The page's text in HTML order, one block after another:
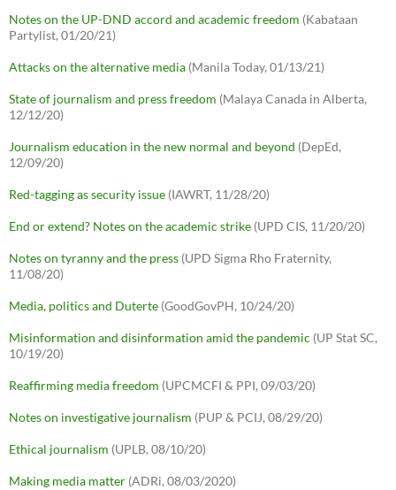
Notes on the UP-DND accord and academic freedom (Kabataan
Partylist, 01/20/21)
Attacks on the alternative media (Manila Today, 01/13/21)
State of journalism and press freedom (Malaya Canada in Alberta,
12/12/20)
Journalism education in the new normal and beyond (DepEd,
12/09/20)
Red-tagging as security issue (IAWRT, 11/28/20)
End or extend? Notes on the academic strike (UPD CIS, 11/20/20)
Notes on tyranny and the press (UPD Sigma Rho Fraternity,
11/08/20)
Media, politics and Duterte (GoodGovPH, 10/24/20)
Misinformation and disinformation amid the pandemic (UP Stat SC,
10/19/20)
Reaffirming media freedom (UPCMCFI & PPI, 09/03/20)
Notes on investigative journalism (PUP & PCIJ, 08/29/20)
Ethical journalism (UPLB, 08/10/20)
Making media matter (ADRi, 08/03/2020)